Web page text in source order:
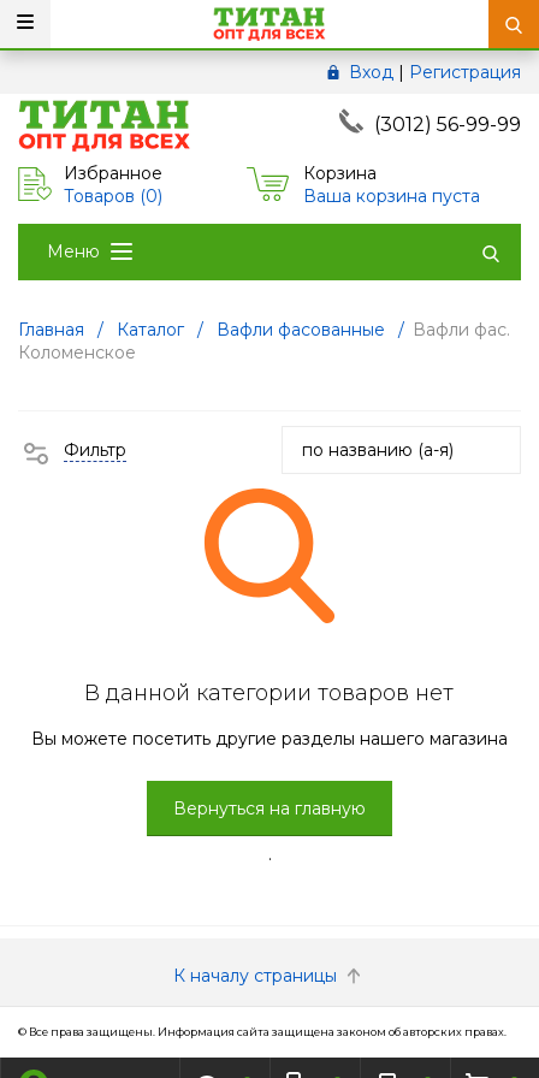
Вход | Регистрация
(3012) 56-99-99
Избранное
Товаров (0)
Корзина
Ваша корзина пуста
Меню
Главная / Каталог / Вафли фасованные / Вафли фас.
Коломенское
Фильтр
В данной категории товаров нет
Вы можете посетить другие разделы нашего магазина
Вернуться на главную
.
К началу страницы
© Все права защищены. Информация сайта защищена законом об авторских правах.